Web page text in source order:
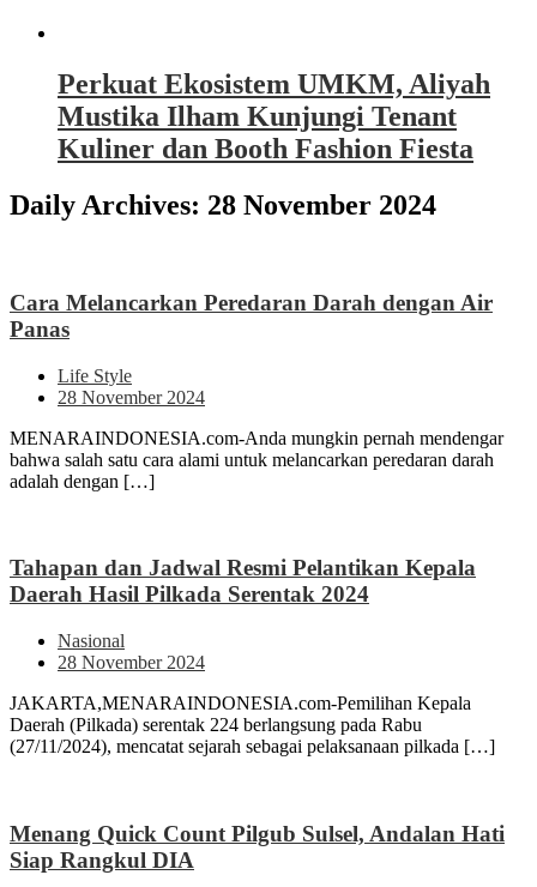
Perkuat Ekosistem UMKM, Aliyah
Mustika Ilham Kunjungi Tenant
Kuliner dan Booth Fashion Fiesta
Daily Archives: 28 November 2024
Cara Melancarkan Peredaran Darah dengan Air
Panas
Life Style
28 November 2024
MENARAINDONESIA.com-Anda mungkin pernah mendengar
bahwa salah satu cara alami untuk melancarkan peredaran darah
adalah dengan […]
Tahapan dan Jadwal Resmi Pelantikan Kepala
Daerah Hasil Pilkada Serentak 2024
Nasional
28 November 2024
JAKARTA,MENARAINDONESIA.com-Pemilihan Kepala
Daerah (Pilkada) serentak 224 berlangsung pada Rabu
(27/11/2024), mencatat sejarah sebagai pelaksanaan pilkada […]
Menang Quick Count Pilgub Sulsel, Andalan Hati
Siap Rangkul DIA